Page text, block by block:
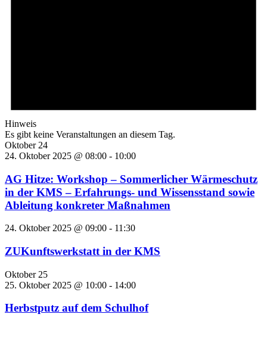
Hinweis
Es gibt keine Veranstaltungen an diesem Tag.
Oktober 24
24. Oktober 2025 @ 08:00 - 10:00
AG Hitze: Workshop – Sommerlicher Wärmeschutz
in der KMS – Erfahrungs- und Wissensstand sowie
Ableitung konkreter Maßnahmen
24. Oktober 2025 @ 09:00 - 11:30
ZUKunftswerkstatt in der KMS
Oktober 25
25. Oktober 2025 @ 10:00 - 14:00
Herbstputz auf dem Schulhof